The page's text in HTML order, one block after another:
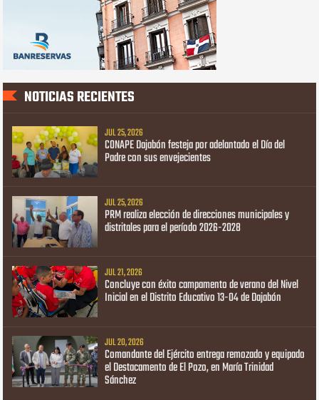
NOTICIAS RECIENTES
JUL 25, 2026
CONAPE Dajabón festeja por adelantado el Día del
Padre con sus envejecientes
JUL 25, 2026
PRM realiza elección de direcciones municipales y
distritales para el período 2026-2028
JUL 21, 2026
Concluye con éxito campamento de verano del Nivel
Inicial en el Distrito Educativo 13-04 de Dajabón
JUL 20, 2026
Comandante del Ejército entrega remozado y equipado
el Destacamento de El Pozo, en María Trinidad
Sánchez